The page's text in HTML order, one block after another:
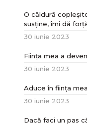
O căldură
susține, îmi dă
30 iunie 2023
Ființa mea a
30 iunie 2023
Aduce în ființa
30 iunie 2023
Dacă faci un pas